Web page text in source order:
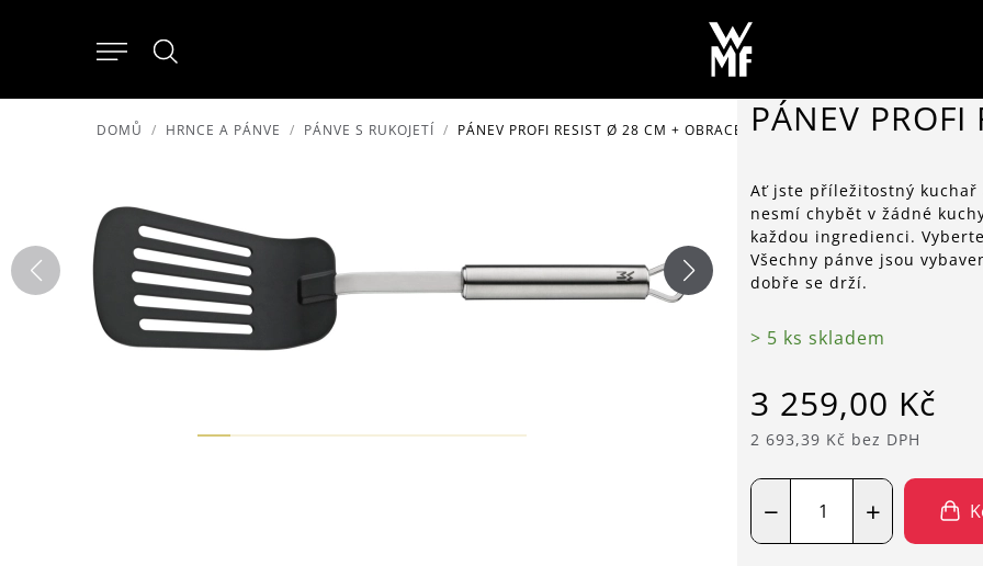
DOMŮ HRNCE A PÁNVE PÁNVE S RUKOJETÍ PÁNEV PROFI RESIST Ø 28 CM + OBRACEČKAPÁNEV
Ať jste příležitostný kuchař
nesmí chybět v žádné
každou ingredienci.
Všechny pánve jsou
dobře se drží.
> 5 ks skladem
3 259,00 Kč
2 693,39 Kč bez DPH
+
−